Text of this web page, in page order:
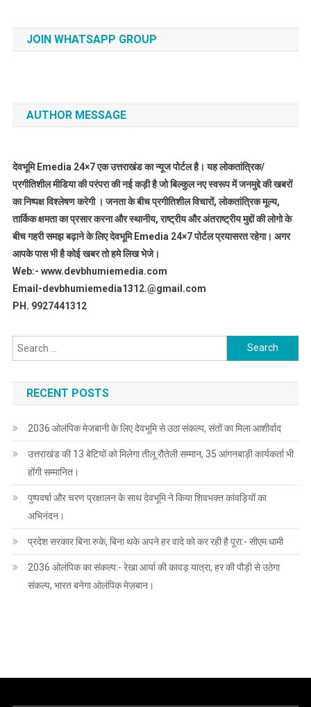
JOIN WHATSAPP GROUP
AUTHOR MESSAGE
देवभूमि Emedia 24×7 एक उत्तराखंड का न्यूज पोर्टल है। यह लोकतांत्रिक/
प्रगीतिशील मीडिया की परंपरा की नई कड़ी है जो बिल्कुल नए स्वरूप में जनमुद्दे की खबरों
का निष्पक्ष विश्लेषण करेगी । जनता के बीच प्रगीतिशील विचारों, लोकतांत्रिक मूल्य,
तार्किक क्षमता का प्रसार करना और स्थानीय, राष्ट्रीय और अंतराष्ट्रीय मुद्दों की लोगो के
बीच गहरी समझ बढ़ाने के लिए देवभूमि Emedia 24×7 पोर्टल प्रयासरत रहेगा। अगर
आपके पास भी है कोई खबर तो हमे लिख भेजे।
Web:- www.devbhumiemedia.com
Email-devbhumiemedia1312.@gmail.com
PH. 9927441312
Search
for:
RECENT POSTS
2036 ओलंपिक मेजबानी के लिए देवभूमि से उठा संकल्प, संतों का मिला आशीर्वाद
उत्तराखंड की 13 बेटियों को मिलेगा तीलू रौतेली सम्मान, 35 आंगनबाड़ी कार्यकर्ता भी
होंगी सम्मानित।
पुष्पवर्षा और चरण प्रक्षालन के साथ देवभूमि ने किया शिवभक्त कांवड़ियों का
अभिनंदन।
प्रदेश सरकार बिना रुके, बिना थके अपने हर वादे को कर रही है पूरा:- सीएम धामी
2036 ओलंपिक का संकल्प:- रेखा आर्या की कावड़ यात्रा, हर की पौड़ी से उठेगा
संकल्प, भारत बनेगा ओलंपिक मेज़बान।